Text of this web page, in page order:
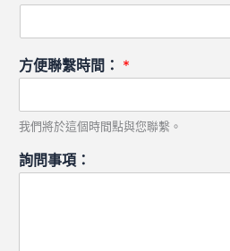
方便聯繫時間： *
我們將於這個時間點與您聯繫。
詢問事項：